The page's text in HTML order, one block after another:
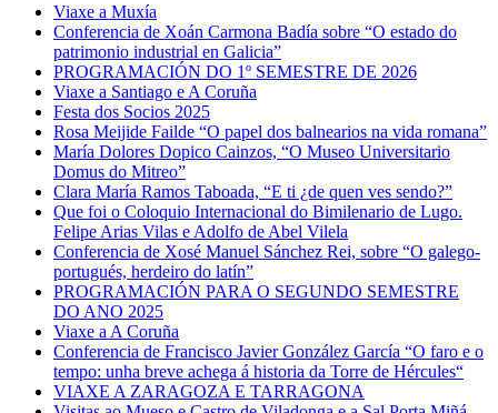
Viaxe a Muxía
Conferencia de Xoán Carmona Badía sobre “O estado do
patrimonio industrial en Galicia”
PROGRAMACIÓN DO 1º SEMESTRE DE 2026
Viaxe a Santiago e A Coruña
Festa dos Socios 2025
Rosa Meijide Failde “O papel dos balnearios na vida romana”
María Dolores Dopico Cainzos, “O Museo Universitario
Domus do Mitreo”
Clara María Ramos Taboada, “E ti ¿de quen ves sendo?”
Que foi o Coloquio Internacional do Bimilenario de Lugo.
Felipe Arias Vilas e Adolfo de Abel Vilela
Conferencia de Xosé Manuel Sánchez Rei, sobre “O galego-
portugués, herdeiro do latín”
PROGRAMACIÓN PARA O SEGUNDO SEMESTRE
DO ANO 2025
Viaxe a A Coruña
Conferencia de Francisco Javier González García “O faro e o
tempo: unha breve achega á historia da Torre de Hércules“
VIAXE A ZARAGOZA E TARRAGONA